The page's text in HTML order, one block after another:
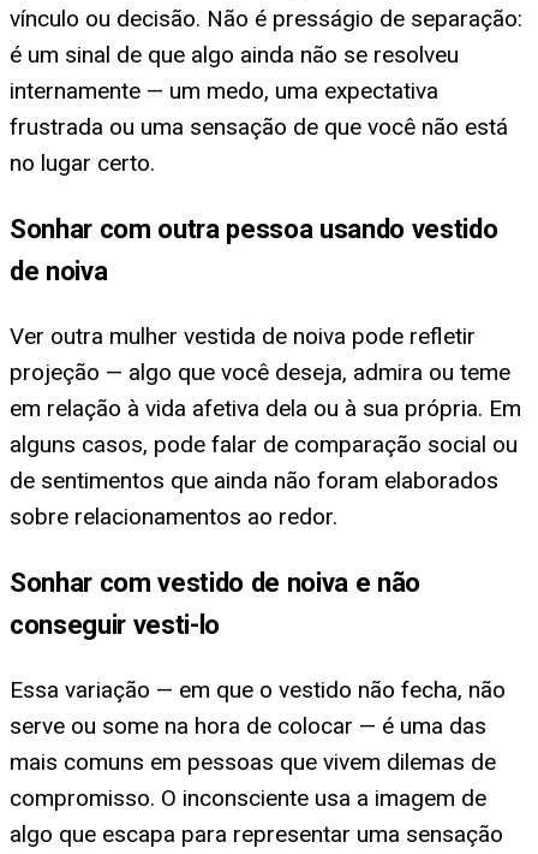
vínculo ou decisão. Não é presságio de separação:
é um sinal de que algo ainda não se resolveu
internamente — um medo, uma expectativa
frustrada ou uma sensação de que você não está
no lugar certo.
Sonhar com outra pessoa usando vestido
de noiva
Ver outra mulher vestida de noiva pode refletir
projeção — algo que você deseja, admira ou teme
em relação à vida afetiva dela ou à sua própria. Em
alguns casos, pode falar de comparação social ou
de sentimentos que ainda não foram elaborados
sobre relacionamentos ao redor.
Sonhar com vestido de noiva e não
conseguir vesti-lo
Essa variação — em que o vestido não fecha, não
serve ou some na hora de colocar — é uma das
mais comuns em pessoas que vivem dilemas de
compromisso. O inconsciente usa a imagem de
algo que escapa para representar uma sensação